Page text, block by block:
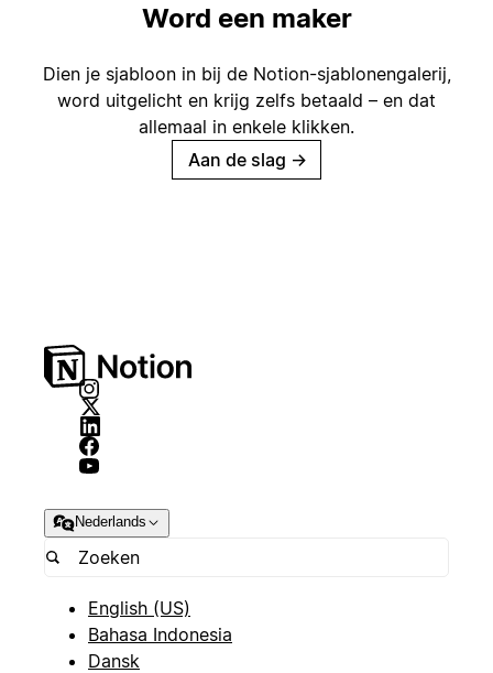
Word een maker
Dien je sjabloon in bij de Notion-sjablonengalerij,
word uitgelicht en krijg zelfs betaald – en dat
allemaal in enkele klikken.
Aan de slag →
Nederlands
English (US)
Bahasa Indonesia
Dansk